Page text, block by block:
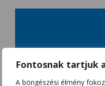
Fontosnak tartjuk
A böngészési élmény